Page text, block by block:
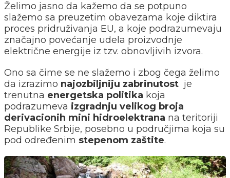
Želimo jasno da kažemo da se potpuno
slažemo sa preuzetim obavezama koje diktira
proces pridruživanja EU, a koje podrazumevaju
značajno povećanje udela proizvodnje
električne energije iz tzv. obnovljivih izvora.
Ono sa čime se ne slažemo i zbog čega želimo
da izrazimo najozbiljniju zabrinutost je
trenutna energetska politika koja
podrazumeva izgradnju velikog broja
derivacionih mini hidroelektrana na teritoriji
Republike Srbije, posebno u područjima koja su
pod određenim stepenom zaštite.